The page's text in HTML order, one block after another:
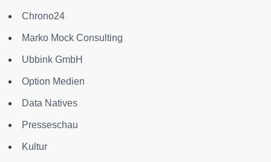
Chrono24
Marko Mock Consulting
Ubbink GmbH
Option Medien
Data Natives
Presseschau
Kultur